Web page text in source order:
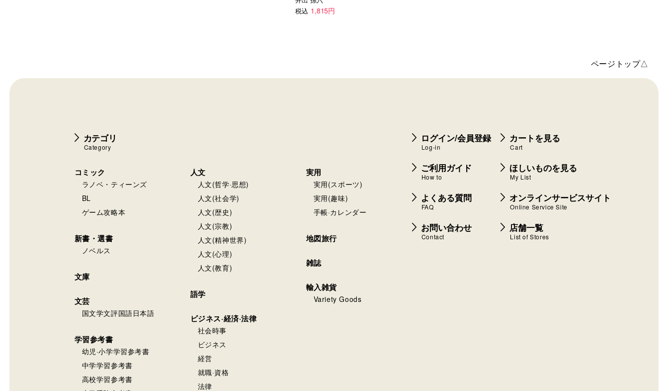
税込 1,815円
ページトップ△
カテゴリ
Category
コミック
ラノベ・ティーンズ
BL
ゲーム攻略本
新書・選書
ノベルス
文庫
文芸
国文学文評国語日本語
学習参考書
幼児·小学学習参考書
中学学習参考書
高校学習参考書
人文
人文(哲学·思想)
人文(社会学)
人文(歴史)
人文(宗教)
人文(精神世界)
人文(心理)
人文(教育)
語学
ビジネス·経済·法律
社会時事
ビジネス
経営
就職·資格
法律
実用
実用(スポーツ)
実用(趣味)
手帳·カレンダー
地図旅行
雑誌
輸入雑貨
Variety Goods
ログイン/会員登録
Log-in
カートを見る
Cart
ご利用ガイド
How to
ほしいものを見る
My List
よくある質問
FAQ
オンラインサービスサイト
Online Service Site
お問い合わせ
Contact
店舗一覧
List of Stores